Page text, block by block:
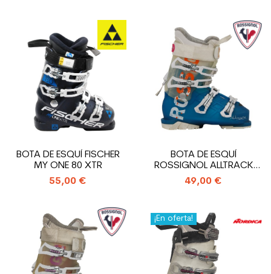
BOTA DE ESQUÍ FISCHER
MY ONE 80 XTR
55,00 €
BOTA DE ESQUÍ
ROSSIGNOL ALLTRACK
USADA
49,00 €
¡En oferta!